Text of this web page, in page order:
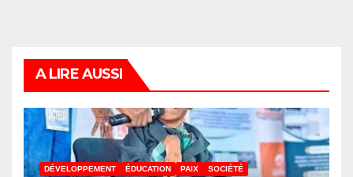
A LIRE AUSSI
DÉVELOPPEMENT ÉDUCATION PAIX SOCIÉTÉ